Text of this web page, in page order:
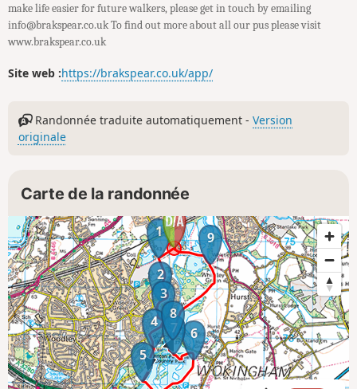
make life easier for future walkers, please get in touch by emailing
info@brakspear.co.uk To find out more about all our pus please visit
www.brakspear.co.uk
Site web :https://brakspear.co.uk/app/
Randonnée traduite automatiquement -Version
originale
Carte de la randonnée
1
2
3
4
5
6
7
8
9